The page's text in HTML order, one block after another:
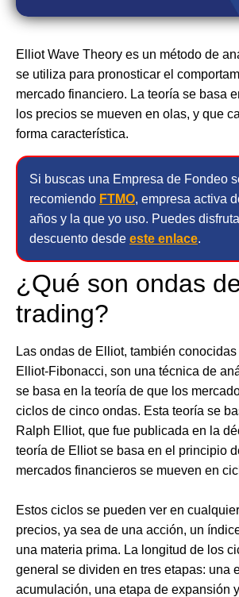
Elliot Wave Theory es un método de
se utiliza para pronosticar el
mercado financiero. La teoría se basa
los precios se mueven en olas, y que
forma característica.
Si buscas una Empresa de Fondeo
recomiendo FTMO, empresa activa
años y la que yo uso. Puedes
descuento desde este enlace.
¿Qué son ondas
trading?
Las ondas de Elliot, también
Elliot-Fibonacci, son una técnica de
se basa en la teoría de que los
ciclos de cinco ondas. Esta teoría se
Ralph Elliot, que fue publicada en la
teoría de Elliot se basa en el principio
mercados financieros se mueven en
Estos ciclos se pueden ver en
precios, ya sea de una acción, un
una materia prima. La longitud de los
general se dividen en tres etapas: una
acumulación, una etapa de expansión